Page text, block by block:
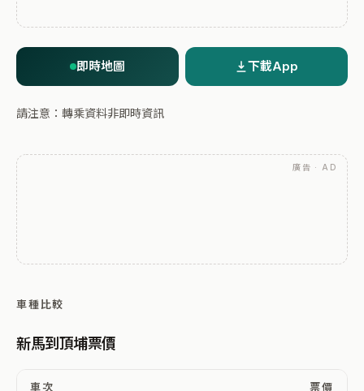
即時地圖 下載App
請注意：轉乘資料非即時資訊
廣告 · AD
車種比較
新馬到頂埔票價
車次 票價